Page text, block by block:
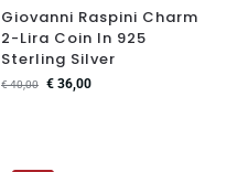
Giovanni Raspini Charm
2-Lira Coin In 925
Sterling Silver
€40,00 € 36,00